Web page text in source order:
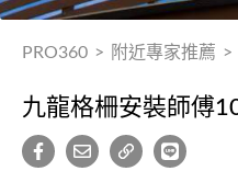
PRO360 > 附近專家推薦 >
九龍格柵安裝師傅